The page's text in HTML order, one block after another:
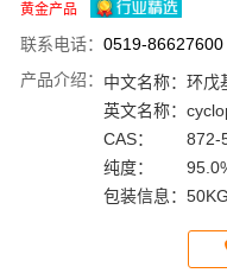
黄金产品
联系电话： 0519-
产品介绍： 中文名称： 环戊
英文名称：
CAS：
872-
纯度：
包装信息： 50KG